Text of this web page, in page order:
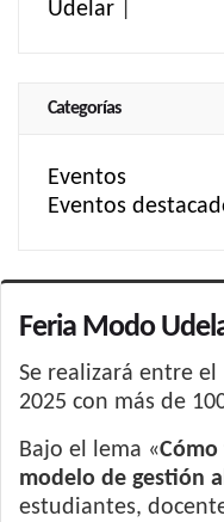
Udelar
Categorías
Eventos
Eventos
Feria Modo
Se realizará entre
2025 con más de
Bajo el lema «
modelo de gestión
estudiantes,